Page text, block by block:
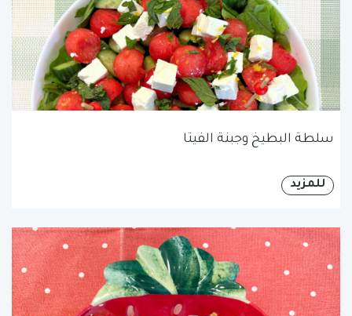
سلطة البطيخ وجبنة الفيتا
للمزيد